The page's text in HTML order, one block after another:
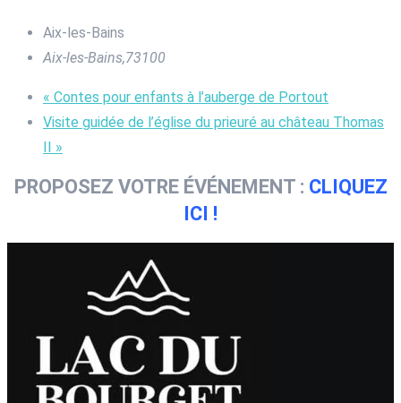
Aix-les-Bains
Aix-les-Bains,73100
« Contes pour enfants à l’auberge de Portout
Visite guidée de l’église du prieuré au château Thomas
II »
PROPOSEZ VOTRE ÉVÉNEMENT : CLIQUEZ
ICI !